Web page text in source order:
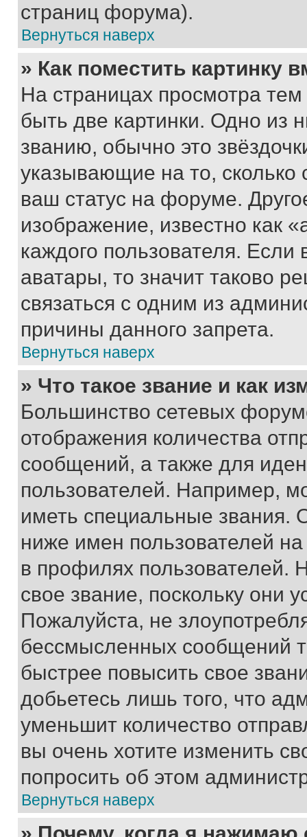
страниц форума).
Вернуться наверх
» Как поместить картинку
На страницах просмотра
быть две картинки. Одно из
званию, обычно это
указывающие на то,
ваш статус на форуме.
изображение, известно как
каждого пользователя.
аватары, то значит таково
связаться с одним из
причины данного запрета.
Вернуться наверх
» Что такое звание и как
Большинство сетевых
отображения количества
сообщений, а также для
пользователей. Например,
иметь специальные звания.
ниже имен пользователей
в профилях
свое звание, поскольку они
Пожалуйста, не
бессмысленных сообщений
быстрее повысить свое
добьетесь лишь того, что
уменьшит количество
вы очень хотите изменить
попросить об этом
Вернуться наверх